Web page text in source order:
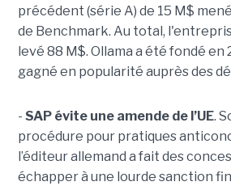
précédent (série A) de 15 M$
de Benchmark. Au total,
levé 88 M$. Ollama a été fondé en
gagné en popularité auprès des
- SAP évite une amende de l’UE.
procédure pour pratiques
l’éditeur allemand a fait des
échapper à une lourde sanction